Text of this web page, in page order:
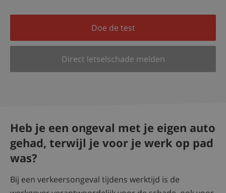
Doe de test
Direct letselschade melden
Heb je een ongeval met je eigen auto
gehad, terwijl je voor je werk op pad
was?
Bij een verkeersongeval tijdens werktijd is de